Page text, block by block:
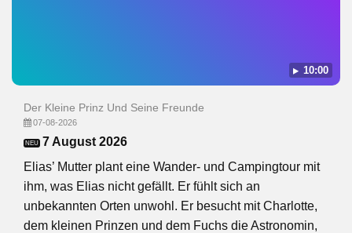
10:00
Der Kleine Prinz Und Seine Freunde
07-08-2026
NEU 7 August 2026
Elias’ Mutter plant eine Wander- und Campingtour mit
ihm, was Elias nicht gefällt. Er fühlt sich an
unbekannten Orten unwohl. Er besucht mit Charlotte,
dem kleinen Prinzen und dem Fuchs die Astronomin,